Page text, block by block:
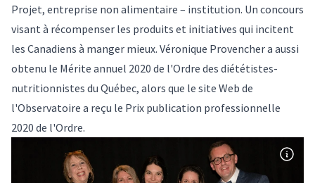
Projet, entreprise non alimentaire – institution. Un concours
visant à récompenser les produits et initiatives qui incitent
les Canadiens à manger mieux. Véronique Provencher a aussi
obtenu le Mérite annuel 2020 de l'Ordre des diététistes-
nutritionnistes du Québec, alors que le site Web de
l'Observatoire a reçu le Prix publication professionnelle
2020 de l'Ordre.